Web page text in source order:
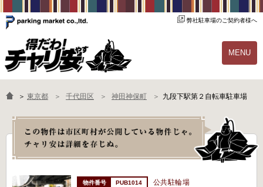
弊社駐車場のご契約者様へ
MENU
物件一覧 ご契約の流れ
よくあるご質問 駐輪場オーナー様へ
＞ 東京都 千代田区 神田神保町 九段下駅第２自転車駐車場
PUB1014 公共駐輪場